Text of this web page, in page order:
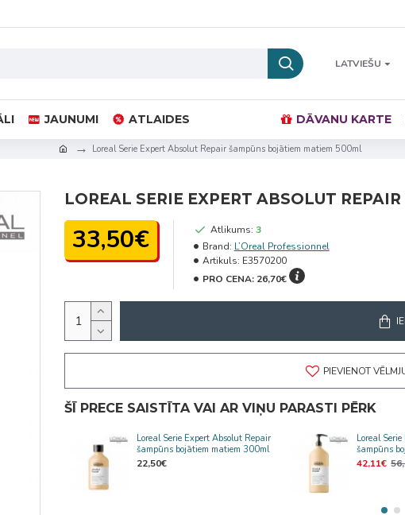
LATVIEŠU
JAUNUMI ATLAIDES DĀVANU KARTE
Loreal Serie Expert Absolut Repair šampūns bojātiem matiem 500ml
LOREAL SERIE EXPERT ABSOLUT
33,50€ Atlikums: 3
Brand: L’Oreal Professionnel
Artikuls: E3570200
PRO CENA: 26,70€
PIEVIENOT
ŠĪ PRECE SAISTĪTA VAI AR VIŅU PARASTI PĒRK
Loreal Serie Expert Absolut Repair
šampūns bojātiem matiem 300ml
22,50€
Loreal
šampūns
42,11€